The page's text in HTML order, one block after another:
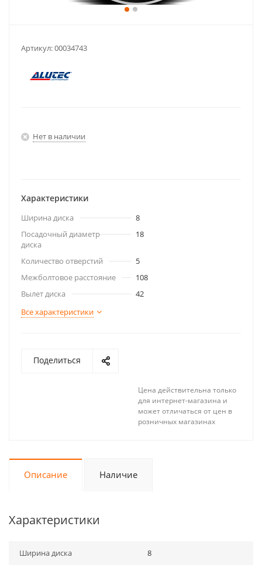
Артикул:00034743
Нет в наличии
Характеристики
Ширина диска
8
Посадочный диаметр
диска
18
Количество отверстий
5
Межболтовое расстояние
108
Вылет диска
42
Все характеристики
Поделиться
Цена действительна только
для интернет-магазина и
может отличаться от цен в
розничных магазинах
Описание Наличие
Характеристики
Ширина диска 8